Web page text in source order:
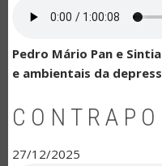
Pedro Mário Pan e
e ambientais da
27/12/2025